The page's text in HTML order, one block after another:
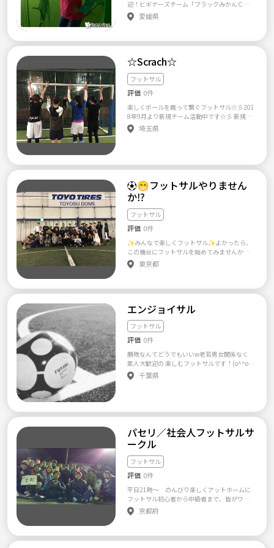
ター のどれを希望か ５、現在もしくは過去の
所属チーム及びスクール、個人参加名 ６、htt
ps://labola.jp/blog/user/275510/90000000
解し、同意したか ７、自己紹介（アレルギー
グ等されている方はこちらに詳細宜しくお願
いします） を記入し連絡下さい。 ※※※ お互
い顔見知りでないネットでの出会いゆえ、 応
募の際にはせめて 『上記の７つの質問に対す
る解答』 位は最低限メッセージ頂けるとこち
らも喜びますし 注意事項をしっかり見て頂け
ない方や マナーがない方、コミュニケーショ
ンが取れないとこちらで判断した場合には こ
ちらからのメッセージは一切行いませんので
ーを楽しみましょう(^^)！！！ 長文お読み頂
は平均すると男性20名、女性4名程度ですがそ
の時々によって男女比率は若干変わります。
い方、ぜひぜひ一緒にフットサルを楽しみま
【活動内容】 ランダムにチーム分けをして2時
間をゲーム形式で流しています。 後半はガチ
（中級以上）とユル（初心者・女性など）に
分け交互に行なうこともあります。 最近は、
他】 ・ユニフォームなどはないので、自由な
スポーツウェアでお越しください。 ・何チー
ムも掛け持ちの方も問題なく歓迎です。 ・年
低限のモラルを守れる方をお待ちしておりま
まにあります。 現在のメンバーは9割くらいネ
ットからの参加の方で、学生さんや40代後半
の方まで 一緒にプレーしておりほんわかして
ます。 経験者の方もゆるく楽しみたい方も楽
しんで参加しています。 是非お気軽にご参加
ください^^ 参加したい！という方は、メッセ
ージに （１）お名前 ※必須です （２）
携帯メールアドレスか携帯番号 ※当日のご
連絡用に必須です （３）参加希望日 ※見
学の場合はその旨ご連絡ください （４）そ
します^^
迎！ビギナーズチーム「ブラックみかんＣＬ
ＵＢ」です、2018年12月始動予定。 記念すべ
き第１回目は <12/14金曜19~21時> この
トサルの集まりを発足致します。 ☆どんなチ
楽しくフットサルを始められる場にします。
未経験者が集い楽しめるチームです
このチームの副代表はスポーツ経験が一切無
い女性が務めます、なので同じように運動が苦
手な女性も遠慮無くご参加下さい(^_^) ☆こ
のチームの目的☆ フットサルを通して運動
不足解消、ストレス発散！ ◇募集対象者は
下記の方に限ります◇ ・フットサル（サッカ
ーも含む）未経験 ・24歳以上～45歳以下の社
半; ゲームをしたりルールを覚えたりします。
※チームの代表が皆さんに教えたり流れを指
示したりする予定です。 （＊しかしこのチー
ムの代表もあくまで遊び程度の経験しかあり
ませんので、複雑な練習はやるつもりはあり
ません。未経験者の人が少しづつ慣れていく
為の練習を毎回行う予定です） ★体験参加も
ＯＫです、分からない事はいつでもお問い合わ
せ下さい。 ＜◎記念すべき第一回目の日程
◎＞ 12月14日（金曜）19～21時です チ
ームの出欠やお金の管理は副代表が行います。
＜注意・お断り事項＞ ・こちらの指示に従っ
てくれない人はお断りです。 ・あくまでフッ
す、ここではなく飲み会サークルなどへ行って
下さい。 ・マナーや連絡事を守れない人はご
遠慮下さい。 ・他チームさんとのトラブルを
避ける為、チームのかけもちはご遠慮下さ
い。 【サークル設立の想い】 フットサル未経
験者がスタートできるチームづくりを心がけ
ます。 そしてなにより、スポーツが苦手な人
でも楽しめる場にしたいです。 ★体験参加も
ＯＫです、分からない事はいつでもお問い合わ
愛媛県
☆Scrach☆
フットサル
評価 0件
楽しくボールを蹴って繋ぐフットサル☆彡201
8年9月より新規チーム活動中です☆彡 新規チ
ーム設立によりメンバーを募集します!! 初心者
でもボールが繋がるフットサルを行えるチー
いします） ２．活動場所 ・さいたま市内体育
館（与野、浦和） ・ジェクサー大宮 ・anelfut
Parkさいたま与野 ３．活動内容 （１）通常活
動 ・1h練習の後、1hゲーム。 ※練習内容（基
礎練習、戦術練習、他） （２）他チーム様と
のゲーム会 楽しくプレーすることを目的とし
ているため、ゆるくゲーム会を行います。ラフ
の方々への配慮を欠かさない等マナーを守る
ようにして下さい。 ４．活動頻度 ・月2～4日
（体育館の抽選結果により変動します。） ※
覚での参加はご遠慮願います。 ５．料金 ・体
elfutParkさいたま与野：1500円 ６．その他
・チーム内親睦会も行います（現在未成年メ
ンバーも所属しているため、教育上の観点か
ら飲み会は行いませんが、ノンアルコールの
食事会は検討しております。）。 ＜注意点＞
・体育館の場合、靴底が飴色のフラットソー
ルのシューズ必須になります（イボイボのト
レシューは使用不可です）。 ・初心者中心の
チームですので、ゲームの際はボディコンタ
かることの無いようにして下さい（この部分
は特に厳しく管理しております。再三の注意に
対しても改めない場合はその場で退場させ、
以降の参加をお断りします。違反行為での途中
退場による料金の返却は致しかねます）。 ・
スポーツ眼鏡以外の眼鏡の着用は禁止としま
す。 （どのフットサルコートでも禁止されて
いる内容です。） ・当チームは「フットサル
ではございませんので、ドリブルばかりでパ
スを繋がない、ひたすら縦、縦、縦のような
プレーは行わないで下さい。 ・中学生以下の
ます☆ 【サークル設立の想い】 チーム戦術を
埼玉県
⚽️😁フットサルやりません
か⁉️
フットサル
評価 0件
✨みんなで楽しくフットサル✨よかったら、
この機会にフットサルを始めてみませんか？
初心者や女性の方もたくさんいるので参加し
やすい環境です★ 20代の社会人の仲間がたく
ひ！ 主に代々木で、フットサルを中心に様々
サルが長く続いているの理由は3つありま
す！》 【1、女性や初心者でも参加しやすいで
す。】 女性や初心者に配慮して、チーム分け
や力配分されているので、安心して参加でき
ます。 【2、お一人での参加も安心です。】 社
会人で、色んな職種の方が集まっていて、お
一人で参加される方も多いので安心です。そし
て、お友だちが作りやすいです。 【3、参加費
が安いので、たくさん参加できます。】 フッ
参加出来ます。 スポーツ、屋内外イベント、
季節のイベントなど参加費500～1000円から
参加出来ます。参加費が安く、たくさん参加し
やすいのも人気の理由です。 もちろん、スポ
ーツ経験者の方も大歓迎です！ ご連絡いただ
いた方には、詳しい内容等の情報案内いたし
ます☆ 気軽にご連絡ください。 【参加の流
れ】 募集の内容を読んでいただいたらお手数
ですが、下記を添えてご連絡お願いします。
・お名前 ・年齢 ・性別 入力いただけると、大
変ありがたいです。 ↓↓ 「送信」ボタンを押
してください。 ↓↓ 応募完了です。お返事を
連絡ください。 この度は、掲示板をご覧いた
東京都
エンジョイサル
フットサル
評価 0件
勝敗なんてどうでもいいw老若男女関係なく
素人大歓迎の 楽しむフットサルです！(o^^o)
フットサル後アフターあり(๑･̑◡･̑๑) ガチでは
なく 雰囲気は常に笑いありで 女子がボール持
数で割る感じですのでご了承ください！ 【サ
ークル設立の想い】 素人や女性も楽しみなが
らプレーできるように 身体を張って強く当た
ったり 強いシュートは禁止してます！
千葉県
パセリ／社会人フットサルサ
ークル
フットサル
評価 0件
平日21時～ のんびり楽しくアットホームに
フットサル初心者から中級者まで、皆がワイ
ワイ楽しくボールを蹴れる場を提供（？）し
ています。 初心者には希望に応じて個別メニ
レクチャーしています。 希望者がいれば、
京都府